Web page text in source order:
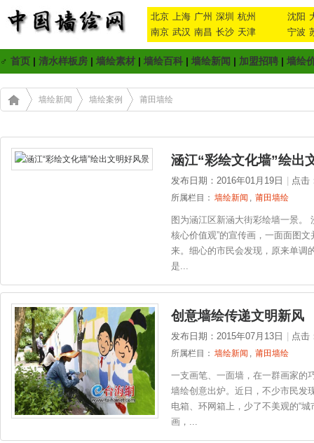
北京 上海 广州 深圳 杭州
南京 武汉 南昌 长沙 天津
沈阳
宁波
♂ 首页 | 清水样板房 | 墙绘素材 | 墙绘百科 | 墙绘新闻 | 加盟招聘 | 墙绘
墙绘新闻 墙绘案例 莆田墙绘
涵江“彩绘文化墙”绘出
发布日期：2016年01月19日 点击
所属栏目： 墙绘新闻 , 莆田墙绘
图为涵江区新涵大街彩绘墙一景。
核心价值观”的宣传画，一面面图
来。细心的市民会发现，原来单调
是...
创意墙绘传递文明新风
发布日期：2015年07月13日 点击
所属栏目： 墙绘新闻 , 莆田墙绘
一支画笔、一面墙，在一群画家的
墙绘创意出炉。近日，不少市民发
电箱、环网箱上，少了不美观的“
画，...